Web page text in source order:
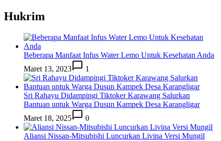
Hukrim
Beberapa Manfaat Infus Water Lemo Untuk Kesehatan Anda
Maret 13, 2023
1
Sri Rahayu Didampingi Tiktoker Karawang Salurkan
Bantuan untuk Warga Dusun Kampek Desa Karangligar
Maret 18, 2025
0
Aliansi Nissan-Mitsubishi Luncurkan Livina Versi Mungil